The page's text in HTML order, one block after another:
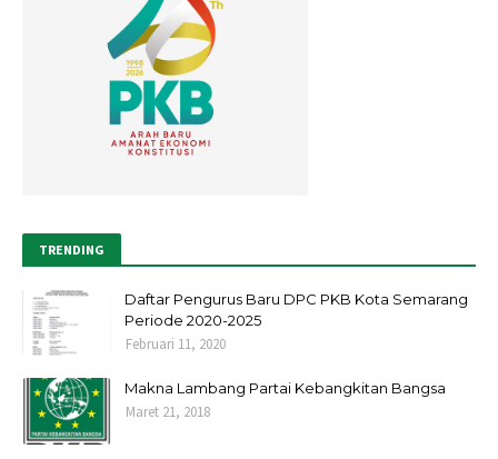
TRENDING
Daftar Pengurus Baru DPC PKB Kota Semarang
Periode 2020-2025
Februari 11, 2020
Makna Lambang Partai Kebangkitan Bangsa
Maret 21, 2018